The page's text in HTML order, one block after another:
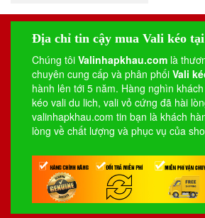
Địa chỉ tin cậy mua Vali kéo
Chúng tôi Valinhapkhau.com là
chuyên cung cấp và phân phối Vali
hành lên tới 5 năm. Hàng nghìn
kéo vali du lich, vali vỏ cứng đã hài
valinhapkhau.com tin bạn là khách
lòng về chất lượng và phục vụ của